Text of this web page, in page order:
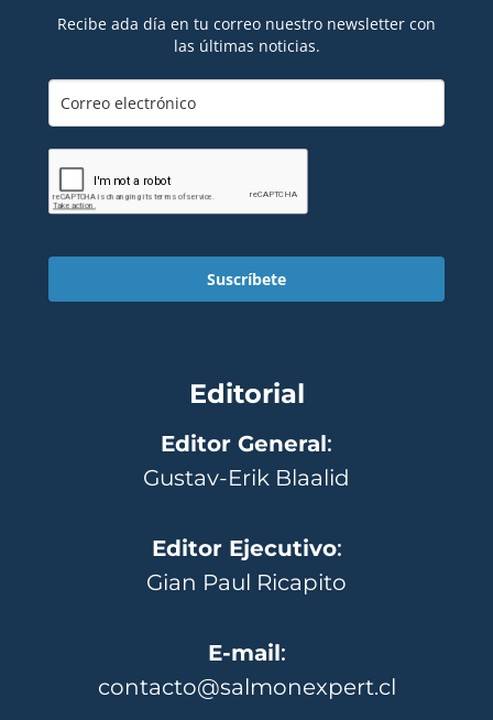
Recibe ada día en tu correo nuestro newsletter con
las últimas noticias.
Suscríbete
Editorial
Editor General:
Gustav-Erik Blaalid
Editor Ejecutivo:
Gian Paul Ricapito
E-mail:
contacto@salmonexpert.cl